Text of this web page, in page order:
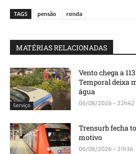
TAGS pensão ronda
MATÉRIAS RELACIONADAS
Serviço
Vento chega a
Temporal deixa
água
06/08/2026 - 22h42
Trensurb fecha
motivo
06/08/2026 - 21h36